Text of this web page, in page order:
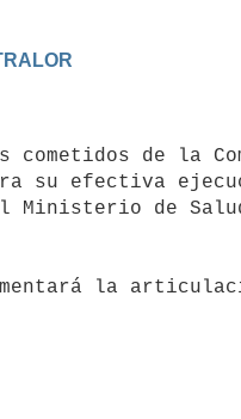
su efectiva
Ministerio de